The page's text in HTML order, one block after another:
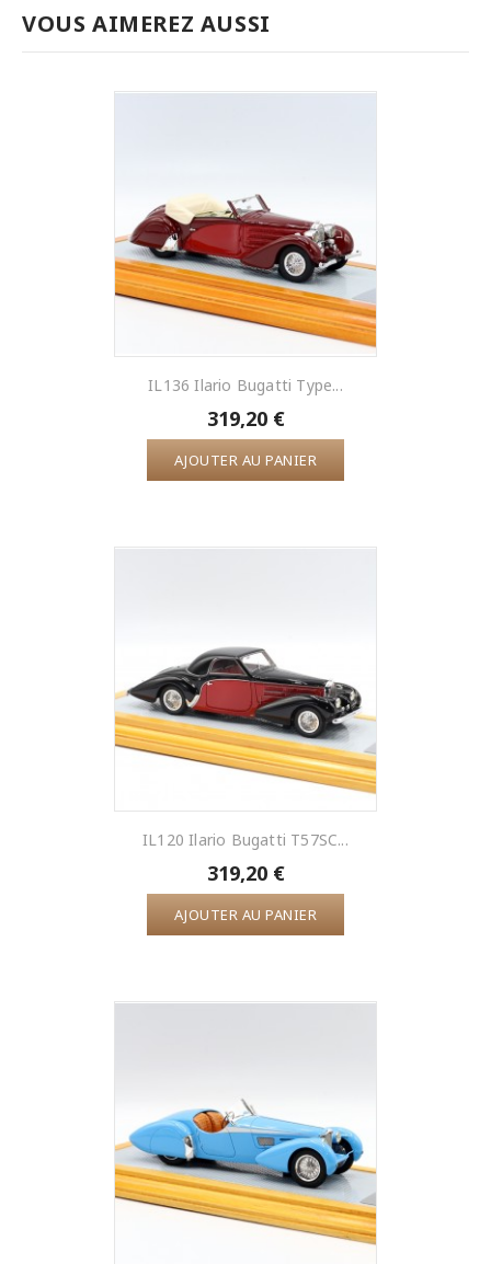
VOUS AIMEREZ AUSSI
IL136 Ilario Bugatti Type...
319,20 €
AJOUTER AU PANIER
IL120 Ilario Bugatti T57SC...
319,20 €
AJOUTER AU PANIER